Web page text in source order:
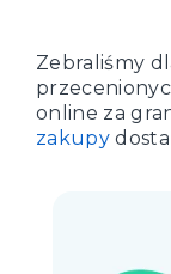
Zebraliśmy
online za
zakupy